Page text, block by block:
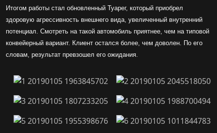
Итогом работы стал обновленный Туарег, который приобрел
здоровую агрессивность внешнего вида, увеличенный внутренний
потенциал. Смотреть на такой автомобиль приятнее, чем на типовой
конвейерный вариант. Клиент остался более, чем доволен. По его
словам, результат превзошел его ожидания.